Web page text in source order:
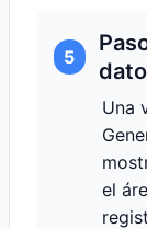
5
Una
el